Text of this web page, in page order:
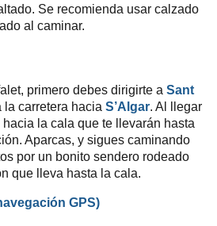
Se recomienda usar calzado
al caminar.
primero debes dirigirte a Sant
la carretera hacia S’Algar. Al llegar
la cala que te llevarán hasta
Aparcas, y sigues caminando
por un bonito sendero rodeado
que lleva hasta la cala.
GPS)